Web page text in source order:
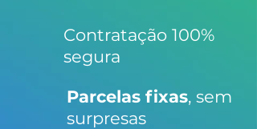
Contratação 100%
segura
Parcelas fixas, sem
surpresas